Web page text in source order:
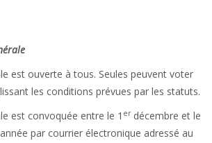
est ouverte à tous. Seules peuvent voter
les conditions prévues par les statuts.
est convoquée entre le 1 erdécembre et le
par courrier électronique adressé au